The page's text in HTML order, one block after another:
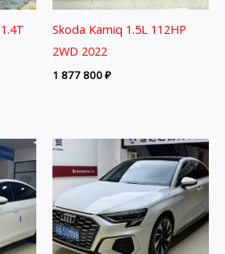
Skoda Kamiq 1.5L 112HP
2WD 2022
1 877 800₽